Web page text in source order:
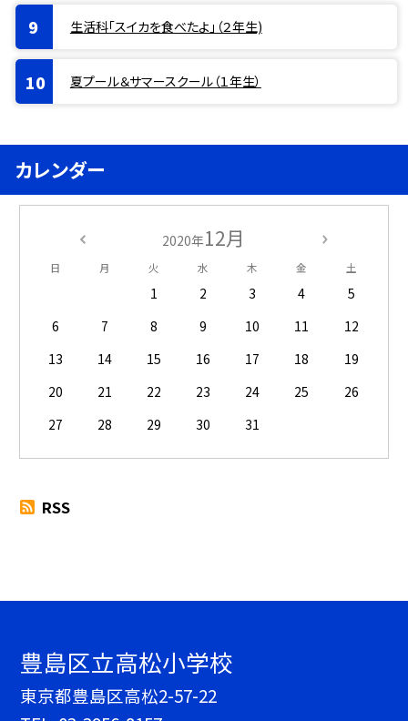
生活科「スイカを食べたよ」（２年生)
夏プール＆サマースクール（１年生）
カレンダー
2020年12月
日 月 火 水 木 金 土
1 2 3 4
5
6
7 8 9 10 11
12
13
14 15 16 17 18
19
20
21 22 23 24 25
26
27
28 29 30 31
RSS
豊島区立高松小学校
東京都豊島区高松2-57-22